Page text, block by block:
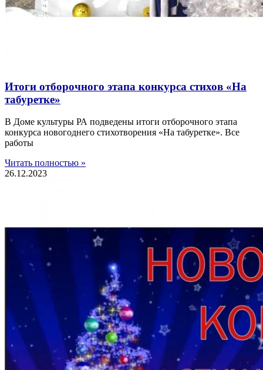
Итоги отборочного этапа конкурса стихов «На
табуретке»
В Доме культуры РА подведены итоги отборочного этапа
конкурса новогоднего стихотворения «На табуретке». Все
работы
Читать полностью »
26.12.2023